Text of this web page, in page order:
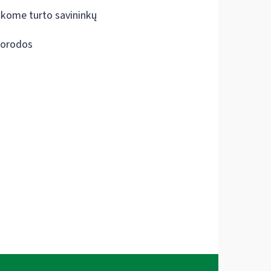
turto savininkų